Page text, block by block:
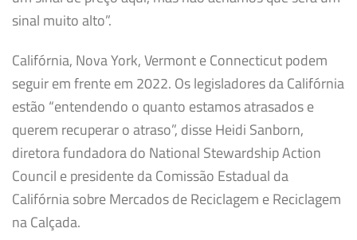
sinal muito alto”.
Califórnia, Nova York, Vermont e Connecticut podem
seguir em frente em 2022. Os legisladores da Califórnia
estão “entendendo o quanto estamos atrasados ​​e
querem recuperar o atraso”, disse Heidi Sanborn,
diretora fundadora do National Stewardship Action
Council e presidente da Comissão Estadual da
Califórnia sobre Mercados de Reciclagem e Reciclagem
na Calçada.